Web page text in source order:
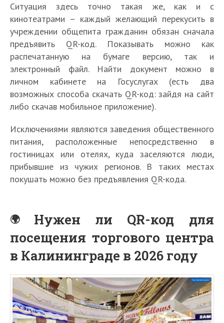
Ситуация здесь точно такая же, как и с
кинотеатрами – каждый желающий перекусить в
учреждении общепита гражданин обязан сначала
предъявить QR-код. Показывать можно как
распечатанную на бумаге версию, так и
электронный файл. Найти документ можно в
личном кабинете на Госуслугах (есть два
возможных способа скачать QR-код: зайдя на сайт
либо скачав мобильное приложение).
Исключениями являются заведения общественного
питания, расположенные непосредственно в
гостиницах или отелях, куда заселяются люди,
прибывшие из чужих регионов. В таких местах
покушать можно без предъявления QR-кода.
Нужен ли QR-код для
посещения торгового центра
в Калининграде в 2026 году